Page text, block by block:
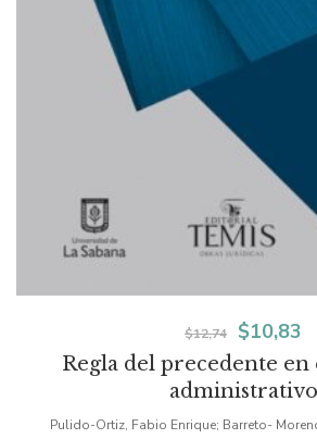
Regla del precedente
administrativo
$12,74
El
precio
$10,83
Pulido-Ortiz, Fabio Enrique; Barreto-